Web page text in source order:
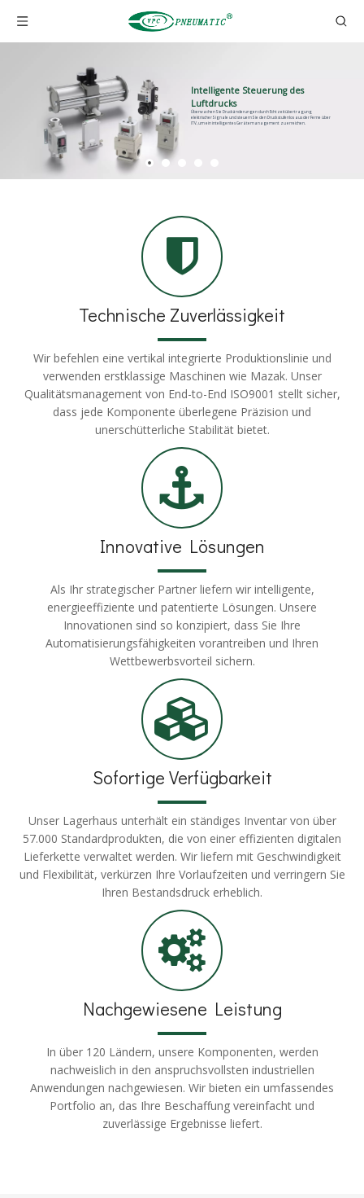
Intelligente Steuerung des
Luftdrucks
Überwachen Sie Druckänderungen durch Echtzeitübertragung
elektrischer Signale und steuern Sie den Druck stufenlos aus der Ferne über
ITV, um ein intelligentes Gerätemanagement zu erreichen.
Technische Zuverlässigkeit
Wir befehlen eine vertikal integrierte Produktionslinie und
verwenden erstklassige Maschinen wie Mazak. Unser
Qualitätsmanagement von End-to-End ISO9001 stellt sicher,
dass jede Komponente überlegene Präzision und
unerschütterliche Stabilität bietet.
Innovative Lösungen
Als Ihr strategischer Partner liefern wir intelligente,
energieeffiziente und patentierte Lösungen. Unsere
Innovationen sind so konzipiert, dass Sie Ihre
Automatisierungsfähigkeiten vorantreiben und Ihren
Wettbewerbsvorteil sichern.
Sofortige Verfügbarkeit
Unser Lagerhaus unterhält ein ständiges Inventar von über
57.000 Standardprodukten, die von einer effizienten digitalen
Lieferkette verwaltet werden. Wir liefern mit Geschwindigkeit
und Flexibilität, verkürzen Ihre Vorlaufzeiten und verringern Sie
Ihren Bestandsdruck erheblich.
Nachgewiesene Leistung
In über 120 Ländern, unsere Komponenten, werden
nachweislich in den anspruchsvollsten industriellen
Anwendungen nachgewiesen. Wir bieten ein umfassendes
Portfolio an, das Ihre Beschaffung vereinfacht und
zuverlässige Ergebnisse liefert.